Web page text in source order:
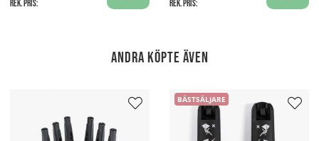
Rek. pris: Rek. pris:
Andra köpte även
BÄSTSÄLJARE